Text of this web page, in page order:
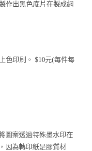
作出黑色底片在製成網
色印刷。 $10元(每件每
圖案透過特殊墨水印在
因為轉印紙是膠質材